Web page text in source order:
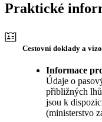
Praktické
Cestovní doklady a
Informace
Údaje o
přibližných
jsou k
(ministerstvo